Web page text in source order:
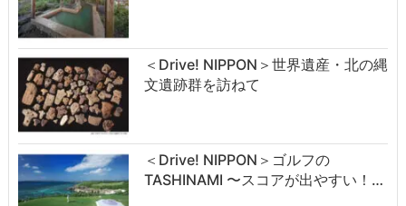
＜Drive! NIPPON＞世界遺産・北の縄
文遺跡群を訪ねて
＜Drive! NIPPON＞ゴルフの
TASHINAMI 〜スコアが出やすい！…